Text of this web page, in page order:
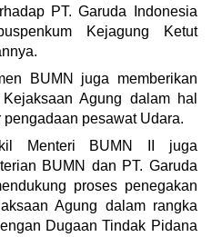
PT. Garuda Indonesia
Kejagung Ketut
BUMN juga memberikan
Agung dalam hal
pesawat Udara.
Menteri BUMN II juga
BUMN dan PT. Garuda
proses penegakan
Agung dalam rangka
Dugaan Tindak Pidana